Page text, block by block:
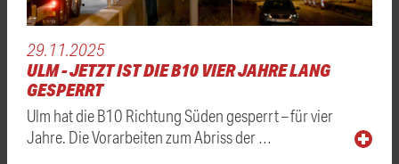
29.11.2025
ULM - JETZT IST DIE B10 VIER JAHRE LANG
GESPERRT
Ulm hat die B10 Richtung Süden gesperrt – für vier
Jahre. Die Vorarbeiten zum Abriss der …